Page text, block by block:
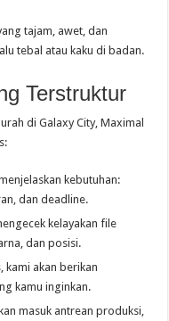
tajam, awet, dan
tebal atau kaku di badan.
Terstruktur
di Galaxy City, Maximal
kebutuhan:
dan deadline.
kelayakan file
dan posisi.
kami akan berikan
kamu inginkan.
masuk antrean produksi,